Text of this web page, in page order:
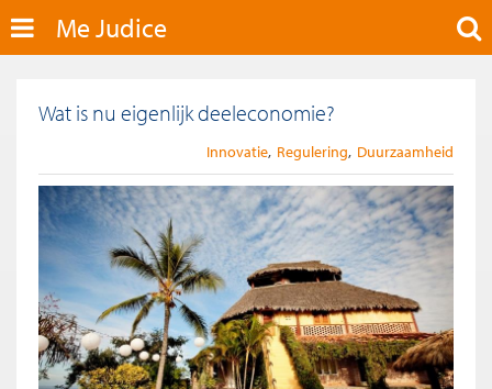
Me Judice
Wat is nu eigenlijk deeleconomie?
Innovatie Regulering Duurzaamheid